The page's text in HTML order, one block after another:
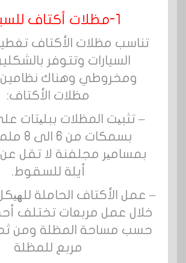
1-مظلات أكتاف للسيارات
تناسب مظلات الأكتاف
السيارات وتتوفر
ومخروطي وهناك نظامين
مظلات الأكتاف:
– تثبیت المظلات ببلیتات
بسمكات
أيلة للسقوط.
– عمل الأكتاف الحاملة
خلال عمل مربعات تختلف
حسب مساحة المظلة ومن
مربع للمظلة